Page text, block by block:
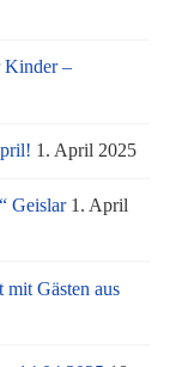
Kinder –
1. April 2025
Geislar 1. April
Gästen aus